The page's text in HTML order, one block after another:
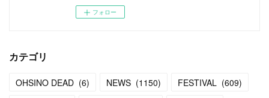
フォロー
カテゴリ
OHSINO DEAD (6) NEWS (1150) FESTIVAL (609)